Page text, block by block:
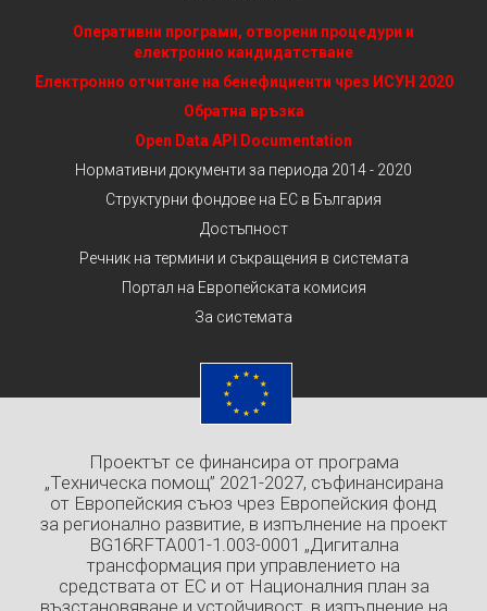
Оперативни програми, отворени процедури и
електронно кандидатстване
Електронно отчитане на бенефициенти чрез ИСУН 2020
Обратна връзка
Open Data API Documentation
Нормативни документи за периода 2014 - 2020
Структурни фондове на ЕС в България
Достъпност
Речник на термини и съкращения в системата
Портал на Европейската комисия
За системата
Проектът се финансира от програма
„Техническа помощ” 2021-2027, съфинансирана
от Европейския съюз чрез Европейския фонд
за регионално развитие, в изпълнение на проект
BG16RFTA001-1.003-0001 „Дигитална
трансформация при управлението на
средствата от ЕС и от Националния план за
възстановяване и устойчивост, в изпълнение на